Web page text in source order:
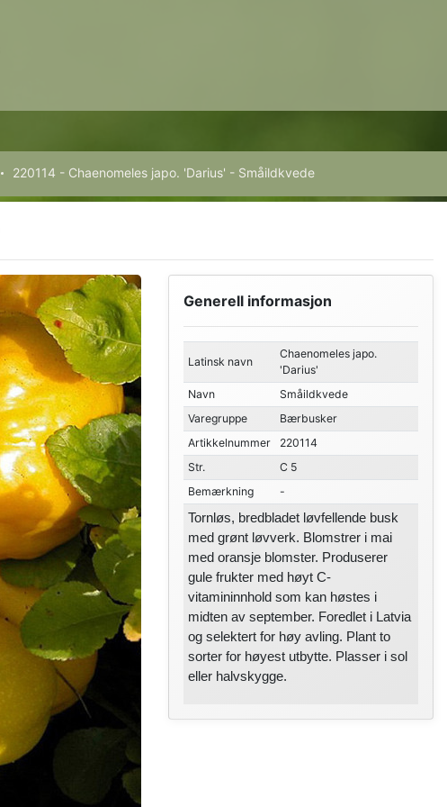
220114 - Chaenomeles japo. 'Darius' - Småildkvede
Generell informasjon
Latinsk navn
Chaenomeles japo.
'Darius'
Navn
Småildkvede
Varegruppe
Bærbusker
Artikkelnummer
220114
Str.
C 5
Bemærkning
-
Tornløs, bredbladet løvfellende busk
med grønt løvverk. Blomstrer i mai
med oransje blomster. Produserer
gule frukter med høyt C-
vitamininnhold som kan høstes i
midten av september. Foredlet i Latvia
og selektert for høy avling. Plant to
sorter for høyest utbytte. Plasser i sol
eller halvskygge.